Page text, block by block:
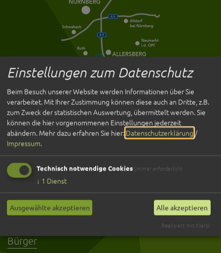
Entdecken
Übernachten
Gastronomie
Veranstaltungen
Service
Kultur und Tourismus
Anreise
Öffnungszeiten
Kontakt
Bürger
Einstellungen zum Datenschutz
Beim Besuch unserer Website werden Informationen über Sie
verarbeitet. Mit Ihrer Zustimmung können diese auch an Dritte, z.B.
zum Zweck der statistischen Auswertung, übermittelt werden. Sie
können die hier vorgenommenen Einstellungen jederzeit
abändern. Mehr dazu erfahren Sie hier: Datenschutzerklärung /
Impressum.
Technisch notwendige Cookies(immer erforderlich)
↓ 1 Dienst
Ausgewählte akzeptieren Alle akzeptieren
Realisiert mit Klaro!